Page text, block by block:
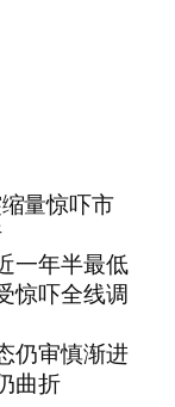
量惊吓市
一年半最低
惊吓全线调
仍审慎渐进
曲折